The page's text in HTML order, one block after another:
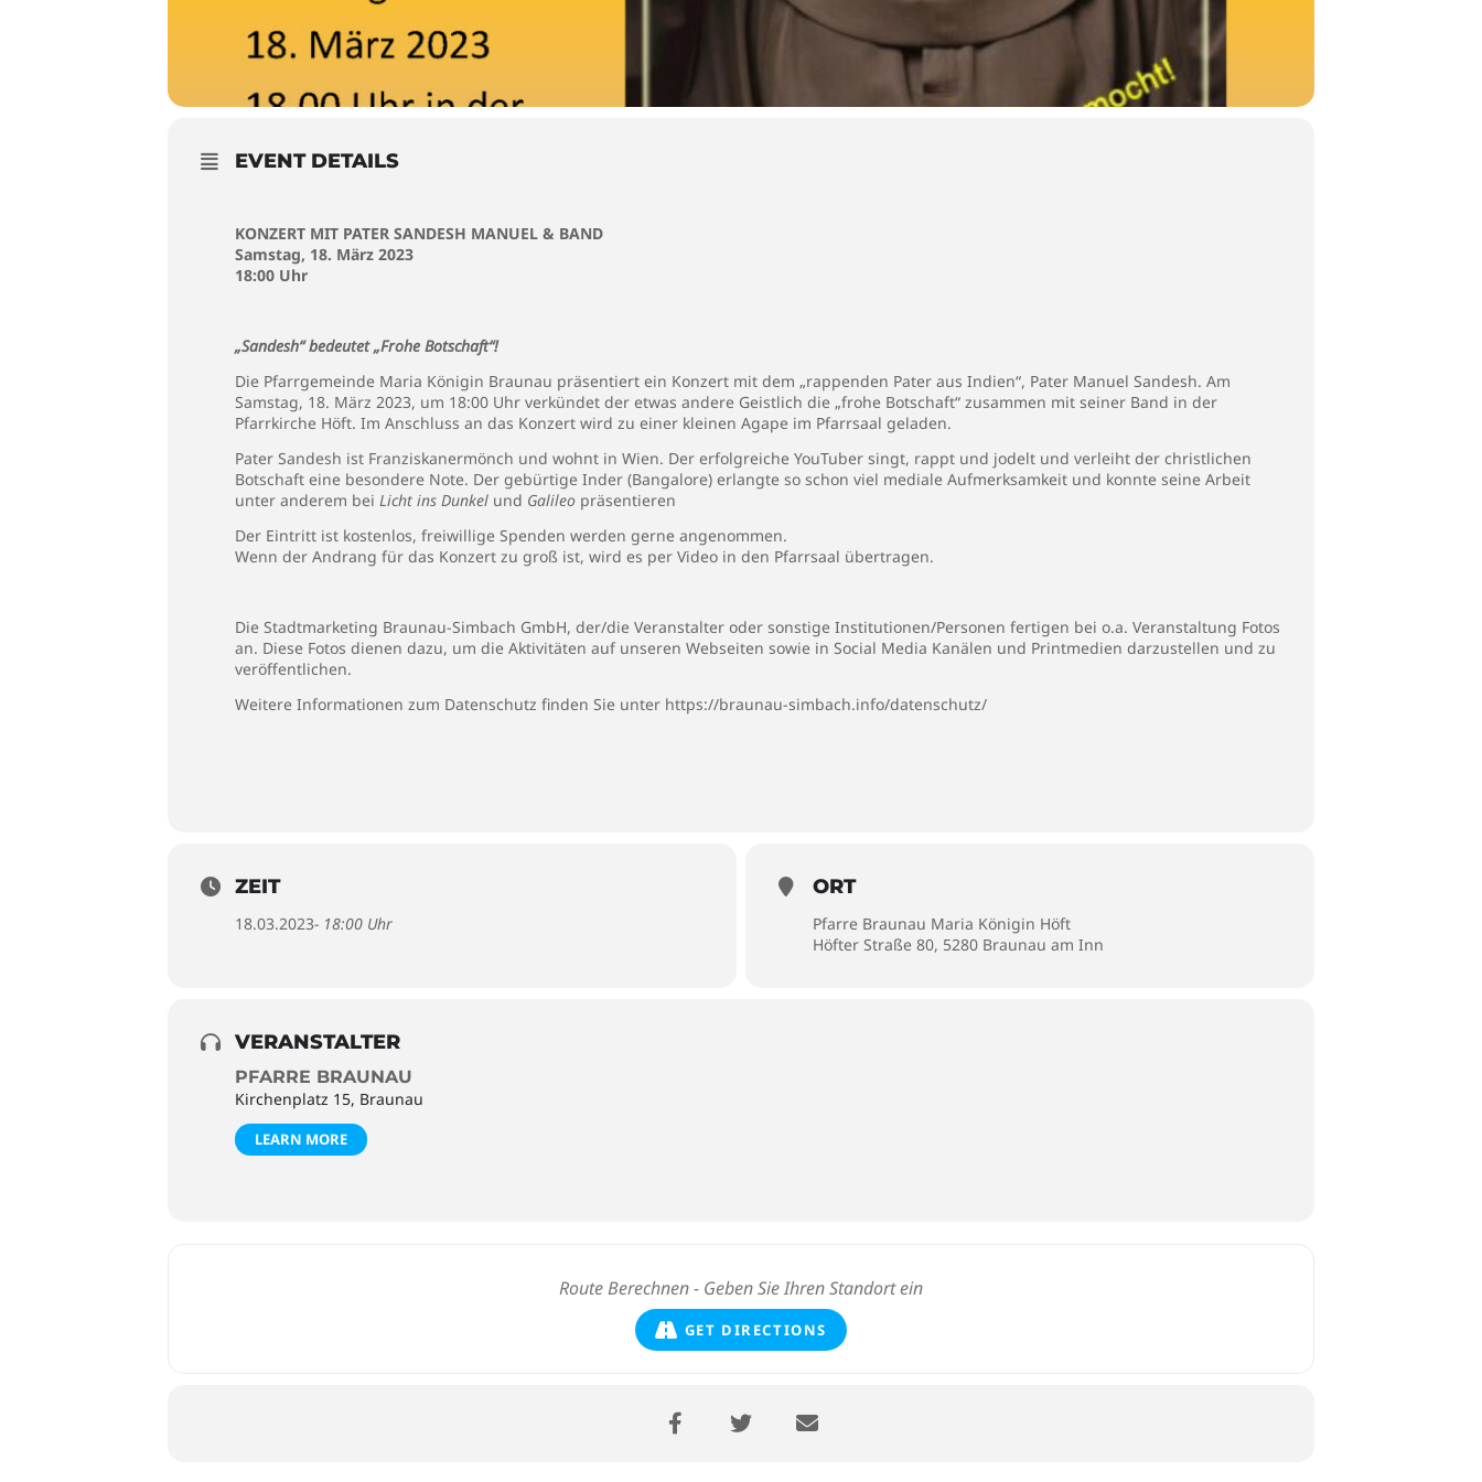
EVENT DETAILS
KONZERT MIT PATER SANDESH MANUEL & BAND
Samstag, 18. März 2023
18:00 Uhr
„Sandesh“ bedeutet „Frohe Botschaft“!
Die Pfarrgemeinde Maria Königin Braunau präsentiert ein Konzert mit dem „rappenden Pater aus Indien“, Pater Manuel Sandesh. Am
Samstag, 18. März 2023, um 18:00 Uhr verkündet der etwas andere Geistlich die „frohe Botschaft“ zusammen mit seiner Band in der
Pfarrkirche Höft. Im Anschluss an das Konzert wird zu einer kleinen Agape im Pfarrsaal geladen.
Pater Sandesh ist Franziskanermönch und wohnt in Wien. Der erfolgreiche YouTuber singt, rappt und jodelt und verleiht der christlichen
Botschaft eine besondere Note. Der gebürtige Inder (Bangalore) erlangte so schon viel mediale Aufmerksamkeit und konnte seine Arbeit
unter anderem bei Licht ins Dunkel und Galileo präsentieren
Der Eintritt ist kostenlos, freiwillige Spenden werden gerne angenommen.
Wenn der Andrang für das Konzert zu groß ist, wird es per Video in den Pfarrsaal übertragen.
Die Stadtmarketing Braunau-Simbach GmbH, der/die Veranstalter oder sonstige Institutionen/Personen fertigen bei o.a. Veranstaltung Fotos
an. Diese Fotos dienen dazu, um die Aktivitäten auf unseren Webseiten sowie in Social Media Kanälen und Printmedien darzustellen und zu
veröffentlichen.
Weitere Informationen zum Datenschutz finden Sie unter https://braunau-simbach.info/datenschutz/
ZEIT
18.03.2023- 18:00 Uhr
ORT
Pfarre Braunau Maria Königin Höft
Höfter Straße 80, 5280 Braunau am Inn
VERANSTALTER
PFARRE BRAUNAU
Kirchenplatz 15, Braunau
LEARN MORE
GET DIRECTIONS